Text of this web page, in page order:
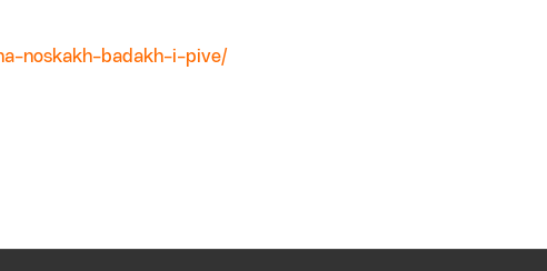
noskakh-badakh-i-pive/